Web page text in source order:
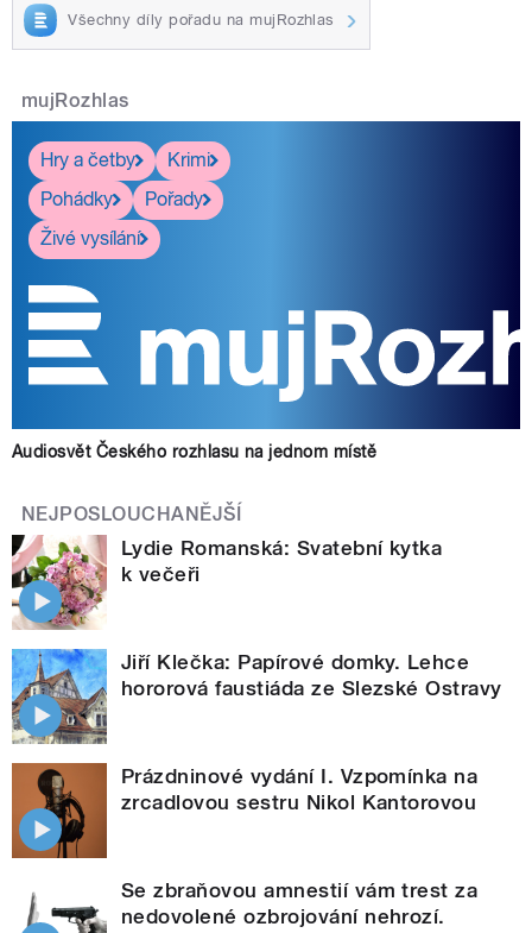
Všechny díly pořadu na mujRozhlas
mujRozhlas
Hry a četby
Krimi
Pohádky
Pořady
Živé vysílání
Audiosvět Českého rozhlasu na jednom místě
NEJPOSLOUCHANĚJŠÍ
Lydie Romanská: Svatební kytka
k večeři
Jiří Klečka: Papírové domky. Lehce
hororová faustiáda ze Slezské Ostravy
Prázdninové vydání I. Vzpomínka na
zrcadlovou sestru Nikol Kantorovou
Se zbraňovou amnestií vám trest za
nedovolené ozbrojování nehrozí.